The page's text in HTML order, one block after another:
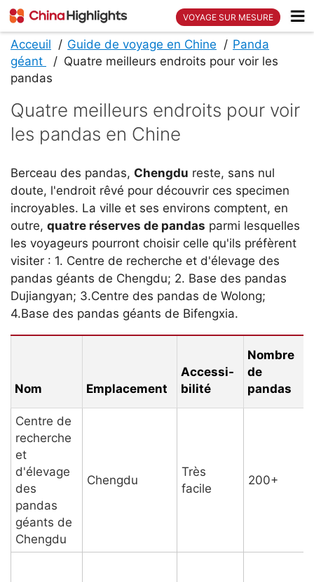
VOYAGE SUR MESURE
Acceuil Guide de voyage en Chine
Panda
géant
Quatre meilleurs endroits pour voir les
pandas
Quatre meilleurs endroits pour voir
les pandas en Chine
Berceau des pandas, Chengdu reste, sans nul
doute, l'endroit rêvé pour découvrir ces specimen
incroyables. La ville et ses environs comptent, en
outre, quatre réserves de pandas parmi lesquelles
les voyageurs pourront choisir celle qu'ils préfèrent
visiter : 1. Centre de recherche et d'élevage des
pandas géants de Chengdu; 2. Base des pandas
Dujiangyan; 3.Centre des pandas de Wolong;
4.Base des pandas géants de Bifengxia.
Nom Emplacement
Accessi-
bilité
Nombre
de
pandas
Centre de
recherche
et
d'élevage
des
pandas
géants de
Chengdu
Chengdu
Très
facile
200+